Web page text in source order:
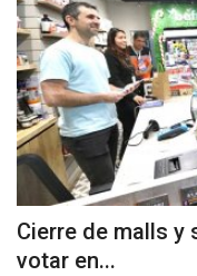
Cierre de malls y
votar en...